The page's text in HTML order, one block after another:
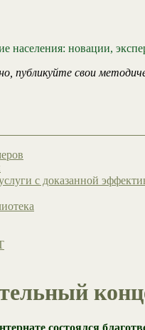
населения: новации,
публикуйте свои
с доказанной
состоялся